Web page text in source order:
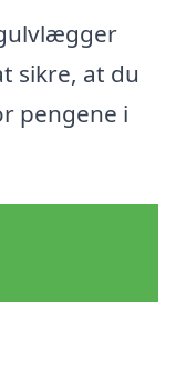
sikre, at du
pengene i